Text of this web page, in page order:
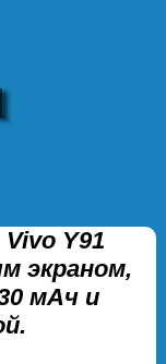
Y91
экраном,
мАч и